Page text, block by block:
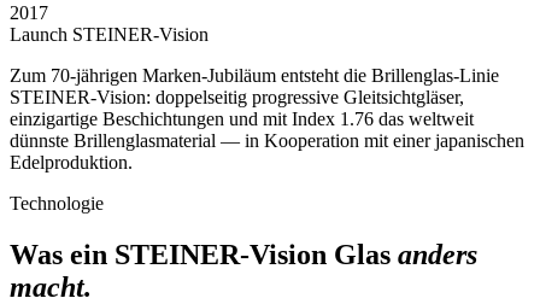
2017
Launch STEINER-Vision
Zum 70-jährigen Marken-Jubiläum entsteht die Brillenglas-Linie
STEINER-Vision: doppelseitig progressive Gleitsichtgläser,
einzigartige Beschichtungen und mit Index 1.76 das weltweit
dünnste Brillenglasmaterial — in Kooperation mit einer japanischen
Edelproduktion.
Technologie
Was ein STEINER-Vision Glas anders
macht.